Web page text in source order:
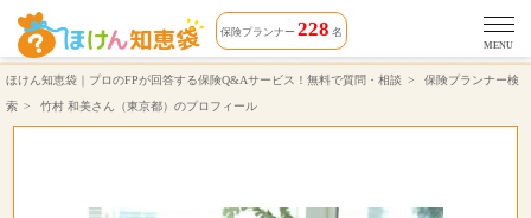
竹村 和美さん（対応エリア 東京都）相談できる保険プランナーのプロフィール | ほけん知恵袋
保険プランナー 228 名
MENU
ほけん知恵袋｜プロのFPが回答する保険Q&Aサービス！無料で質問・相談
保険プランナー検
索
竹村 和美さん（東京都）のプロフィール